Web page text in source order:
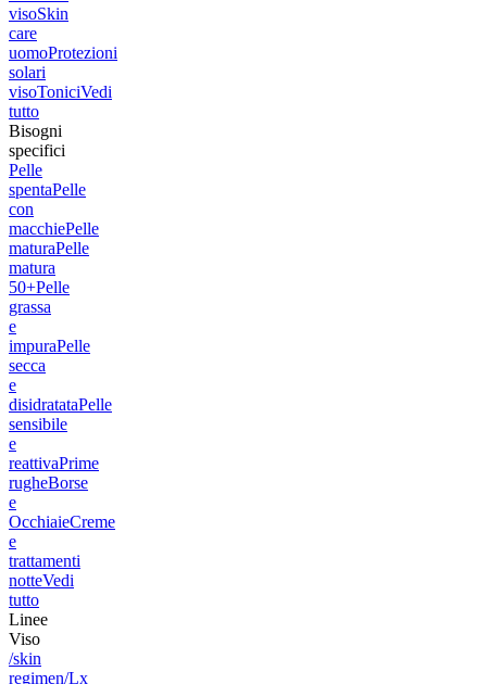
visoSkin
care
uomoProtezioni
solari
visoToniciVedi
tutto
Bisogni
specifici
Pelle
spentaPelle
con
macchiePelle
maturaPelle
matura
50+Pelle
grassa
e
impuraPelle
secca
e
disidratataPelle
sensibile
e
reattivaPrime
rugheBorse
e
OcchiaieCreme
e
trattamenti
notteVedi
tutto
Linee
Viso
/skin
regimen/Lx